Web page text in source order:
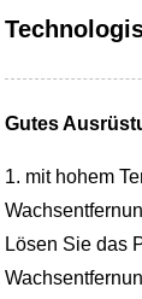
Gutes
1. mit hohem
Lösen Sie das